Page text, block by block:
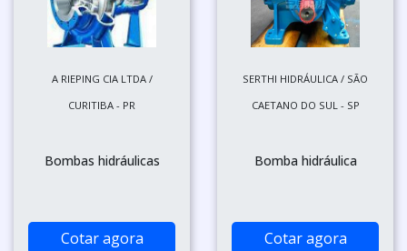
A RIEPING CIA LTDA /
CURITIBA - PR
Bombas hidráulicas
Cotar agora
SERTHI HIDRÁULICA / SÃO
CAETANO DO SUL - SP
Bomba hidráulica
Cotar agora